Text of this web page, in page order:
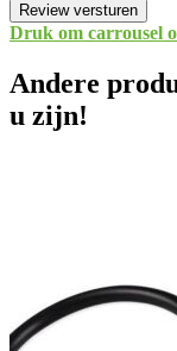
Review versturen
Druk om carrousel
Andere
u zijn!